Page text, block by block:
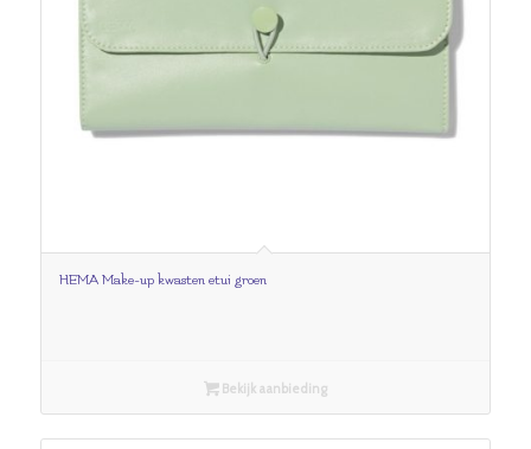
HEMA Make-up kwasten etui groen
Bekijk aanbieding